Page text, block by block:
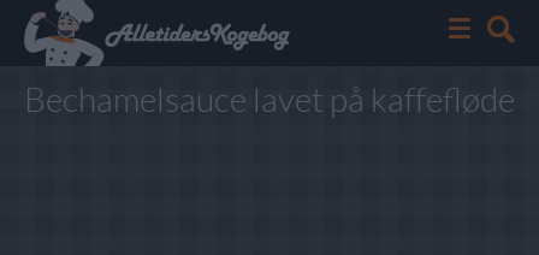
Bechamelsauce lavet på kaffefløde